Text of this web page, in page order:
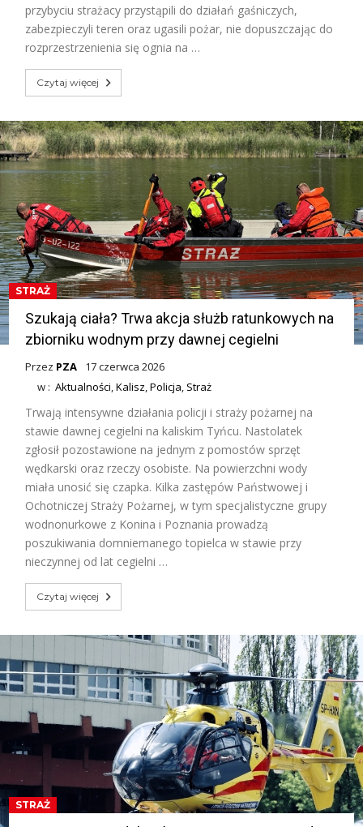
przybyciu strażacy przystąpili do działań gaśniczych,
zabezpieczyli teren oraz ugasili pożar, nie dopuszczając do
rozprzestrzenienia się ognia na …
Czytaj więcej
STRAŻ
Szukają ciała? Trwa akcja służb ratunkowych na
zbiorniku wodnym przy dawnej cegielni
Przez PZA
17 czerwca 2026
w :Aktualności,Kalisz,Policja, Straż
Trwają intensywne działania policji i straży pożarnej na
stawie dawnej cegielni na kaliskim Tyńcu. Nastolatek
zgłosił pozostawione na jednym z pomostów sprzęt
wędkarski oraz rzeczy osobiste. Na powierzchni wody
miała unosić się czapka. Kilka zastępów Państwowej i
Ochotniczej Straży Pożarnej, w tym specjalistyczne grupy
wodnonurkowe z Konina i Poznania prowadzą
poszukiwania domniemanego topielca w stawie przy
nieczynnej od lat cegielni …
Czytaj więcej
STRAŻ